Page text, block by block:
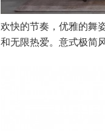
欢快的节奏，优雅的舞
和无限热爱。意式极简